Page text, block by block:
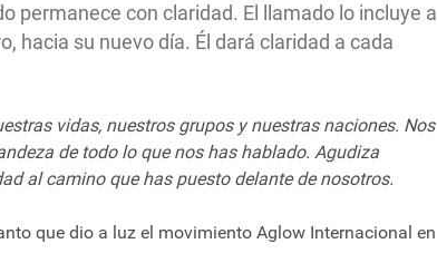
permanece con claridad. El llamado lo incluye a
hacia su nuevo día. Él dará claridad a cada
vidas, nuestros grupos y nuestras naciones. Nos
de todo lo que nos has hablado. Agudiza
al camino que has puesto delante de nosotros.
que dio a luz el movimiento Aglow Internacional en